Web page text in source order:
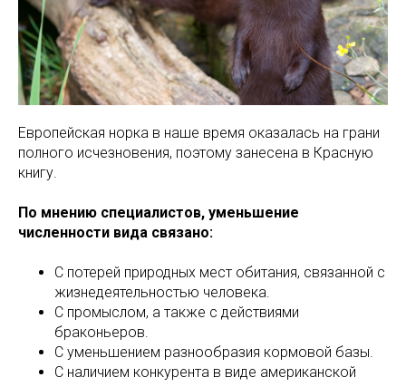
Европейская норка в наше время оказалась на грани
полного исчезновения, поэтому занесена в Красную
книгу.
По мнению специалистов, уменьшение
численности вида связано:
С потерей природных мест обитания, связанной с
жизнедеятельностью человека.
С промыслом, а также с действиями
браконьеров.
С уменьшением разнообразия кормовой базы.
С наличием конкурента в виде американской